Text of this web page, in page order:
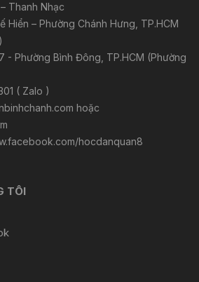
Thanh Nhạc
Hiển – Phường Chánh Hưng, TP.HCM
- Phường Bình Đông, TP.HCM (Phường
( Zalo )
hoặc
hocdanquan8
TÔI